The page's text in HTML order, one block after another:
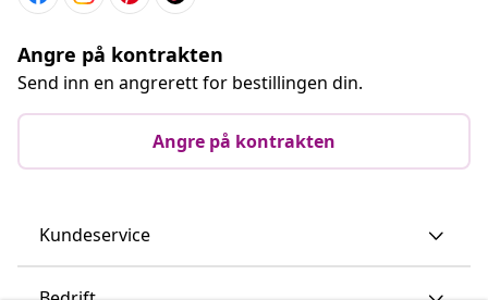
Angre på kontrakten
Send inn en angrerett for bestillingen din.
Angre på kontrakten
Kundeservice